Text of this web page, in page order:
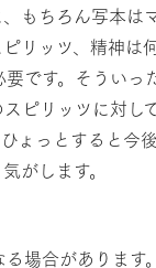
もちろん写本
リッツ、精神
です。そうい
ピリッツに対
ょっとすると
がします。
場合があります。